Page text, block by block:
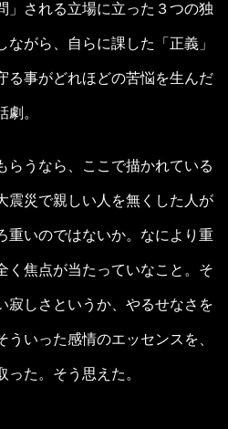
」される立場に立った３つの独
がら、自らに課した「正義」
る事がどれほどの苦悩を生んだ
。
らうなら、ここで描かれている
震災で親しい人を無くした人が
重いのではないか。なにより重
く焦点が当たっていなこと。そ
寂しさというか、やるせなさを
いった感情のエッセンスを、
た。そう思えた。